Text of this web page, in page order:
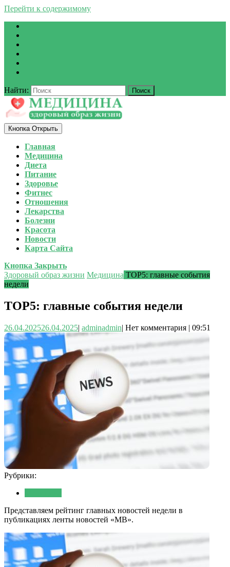
Перейти к содержимому
Найти:
Кнопка Открыть
Главная
Медицина
Диета
Питание
Здоровье
Фитнес
Отношения
Лекарства
Болезни
Красота
Новости
Карта Сайта
Кнопка Закрыть
Здоровый образ жизни Медицина TOP5: главные события
недели
TOP5: главные события недели
26.04.202526.04.2025| adminadmin| Нет комментария | 09:51
Рубрики:
Представляем рейтинг главных новостей недели в
публикациях ленты новостей «МВ».